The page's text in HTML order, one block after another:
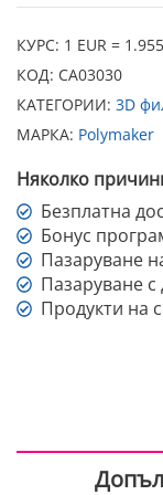
КУРС: 1 EUR =
КОД: CA03030
КАТЕГОРИИ: 3D
МАРКА: Polymaker
Няколко
Безплатна
Бонус
Пазаруване
Пазаруване
Продукти на